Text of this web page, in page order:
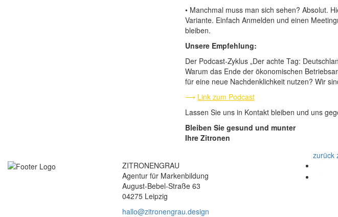
• Manchmal muss man sich sehen? Absolut.
Variante. Einfach Anmelden und einen
bleiben.
Unsere Empfehlung:
Der Podcast-Zyklus „Der achte Tag:
Warum das Ende der ökonomischen
für eine neue Nachdenklichkeit nutzen? Wir
⟶ Link zum Podcast
Lassen Sie uns in Kontakt bleiben und uns
Bleiben Sie gesund und munter
Ihre Zitronen
zurück
ZITRONENGRAU
Agentur für Markenbildung
August-Bebel-Straße 63
04275 Leipzig
hallo@zitronengrau.design